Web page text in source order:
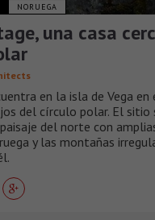
NORUEGA
una casa
en la isla de Vega
del círculo polar. El sitio
del norte con
y las montañas